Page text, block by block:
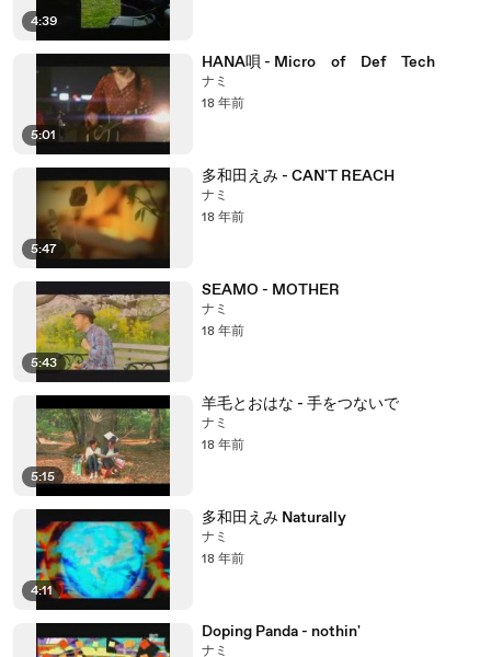
4:39
5:01
HANA唄 - Micro of Def Tech
ナミ
18 年前
5:47
多和田えみ - CAN'T REACH
ナミ
18 年前
5:43
SEAMO - MOTHER
ナミ
18 年前
5:15
羊毛とおはな - 手をつないで
ナミ
18 年前
4:11
多和田えみ Naturally
ナミ
18 年前
Doping Panda - nothin'
ナミ